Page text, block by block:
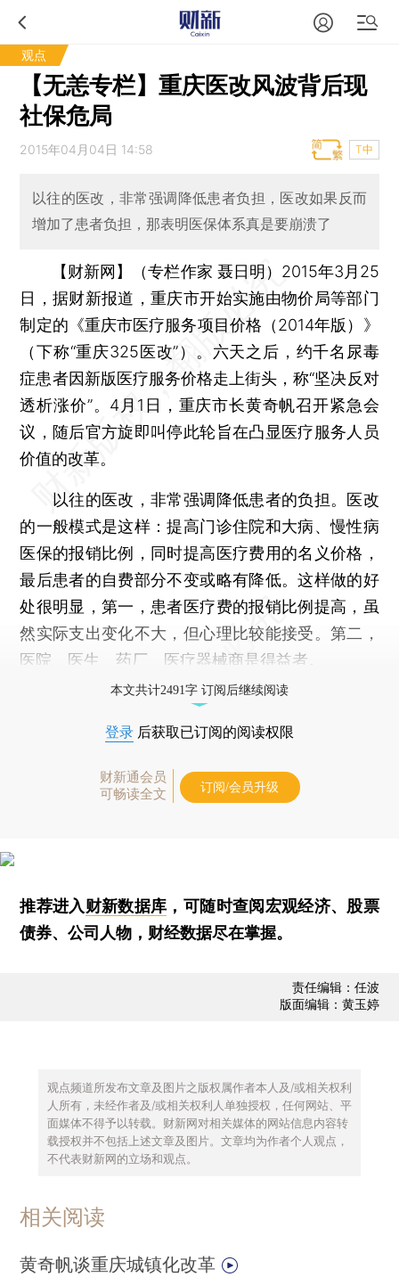
观点
【无恙专栏】重庆医改风波背后现
社保危局
2015年04月04日 14:58 T中
以往的医改，非常强调降低患者负担，医改如果反而
增加了患者负担，那表明医保体系真是要崩溃了
【财新网】（专栏作家 聂日明） 2015年3月25
日，据财新报道，重庆市开始实施由物价局等部门
制定的《重庆市医疗服务项目价格（2014年版）》
（下称“重庆325医改”）。六天之后，约千名尿毒
症患者因新版医疗服务价格走上街头，称“坚决反对
透析涨价”。4月1日，重庆市长黄奇帆召开紧急会
议，随后官方旋即叫停此轮旨在凸显医疗服务人员
价值的改革。
以往的医改，非常强调降低患者的负担。医改
的一般模式是这样：提高门诊住院和大病、慢性病
医保的报销比例，同时提高医疗费用的名义价格，
最后患者的自费部分不变或略有降低。这样做的好
处很明显，第一，患者医疗费的报销比例提高，虽
然实际支出变化不大，但心理比较能接受。第二，
医院、医生、药厂、医疗器械商是得益者。
本文共计2491字 订阅后继续阅读
登录 后获取已订阅的阅读权限
财新通会员
可畅读全文
订阅/会员升级
推荐进入财新数据库 ，可随时查阅宏观经济、股票
债券、公司人物，财经数据尽在掌握。
责任编辑：任波
版面编辑：黄玉婷
观点频道所发布文章及图片之版权属作者本人及/或相关权利
人所有，未经作者及/或相关权利人单独授权，任何网站、平
面媒体不得予以转载。财新网对相关媒体的网站信息内容转
载授权并不包括上述文章及图片。文章均为作者个人观点，
不代表财新网的立场和观点。
相关阅读
黄奇帆谈重庆城镇化改革